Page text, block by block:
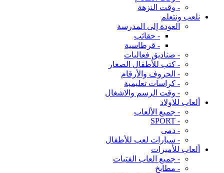
- وقت النزهة
نلعب ونتعلم
العودة إلى المدرسة
- حقائب
- قرطاسية
- صناديق فعاليات
- كتب للأطفال الصغار
- الحروف والأرقام
- كراسات تعليمية
- وقت الرسم والاشغال
ألعاب للاولاد
- جميع الألعاب
- SPORT
- دمى
- سيارات لعب للأطفال
ألعاب للأميرات
- جميع العاب الفتيات
- مطابخ